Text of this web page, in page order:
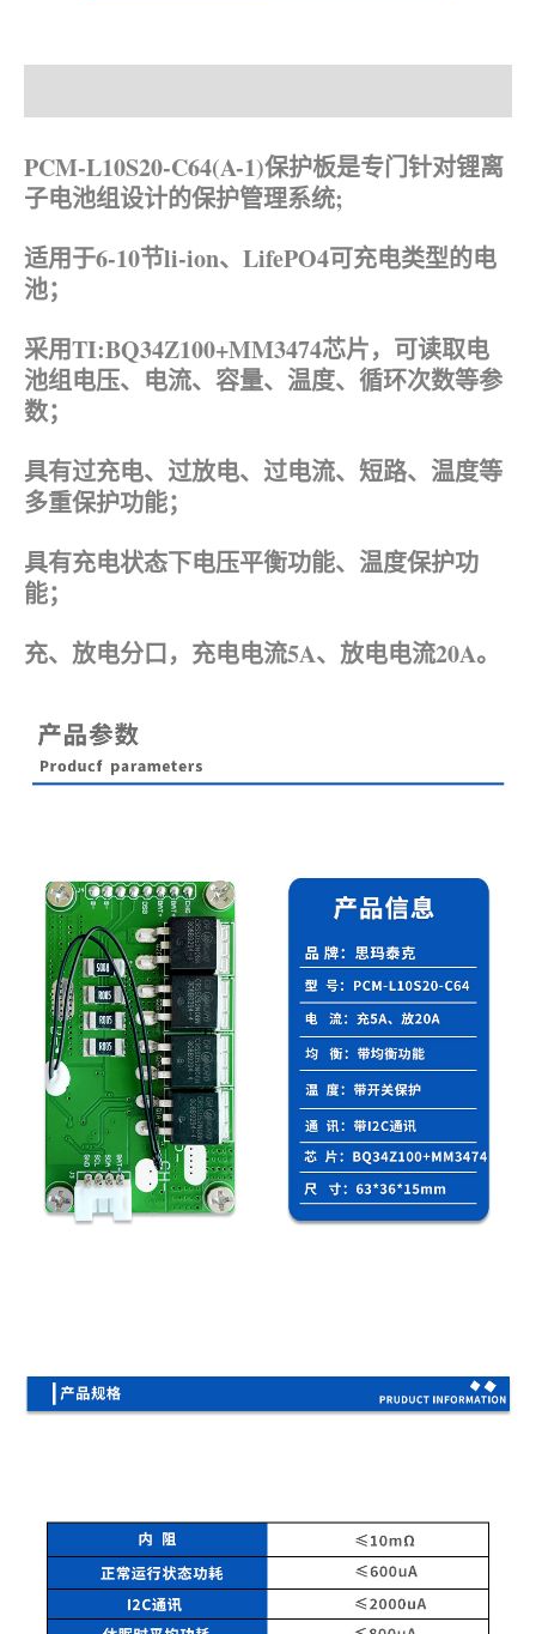
PCM-L10S20-C64(A-1)保护板是专门针对锂离
子电池组设计的保护管理系统;
适用于6-10节li-ion、LifePO4可充电类型的电
池；
采用TI:BQ34Z100+MM3474芯片，可读取电
池组电压、电流、容量、温度、循环次数等参
数；
具有过充电、过放电、过电流、短路、温度等
多重保护功能；
具有充电状态下电压平衡功能、温度保护功
能；
充、放电分口，充电电流5A、放电电流20A。